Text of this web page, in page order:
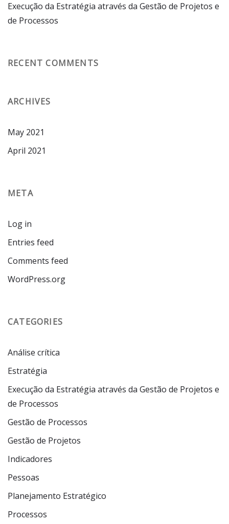
Execução da Estratégia através da Gestão de Projetos e
de Processos
RECENT COMMENTS
ARCHIVES
May 2021
April 2021
META
Log in
Entries feed
Comments feed
WordPress.org
CATEGORIES
Análise crítica
Estratégia
Execução da Estratégia através da Gestão de Projetos e
de Processos
Gestão de Processos
Gestão de Projetos
Indicadores
Pessoas
Planejamento Estratégico
Processos